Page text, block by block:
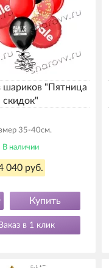
шариков "Пятница
скидок"
35-40см.
В наличии
040 руб.
Купить
в 1 клик